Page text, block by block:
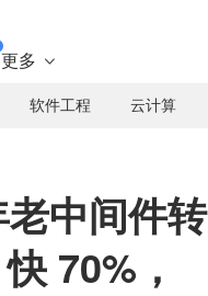
更多 
软件工程 云计算
中间件转
70%，